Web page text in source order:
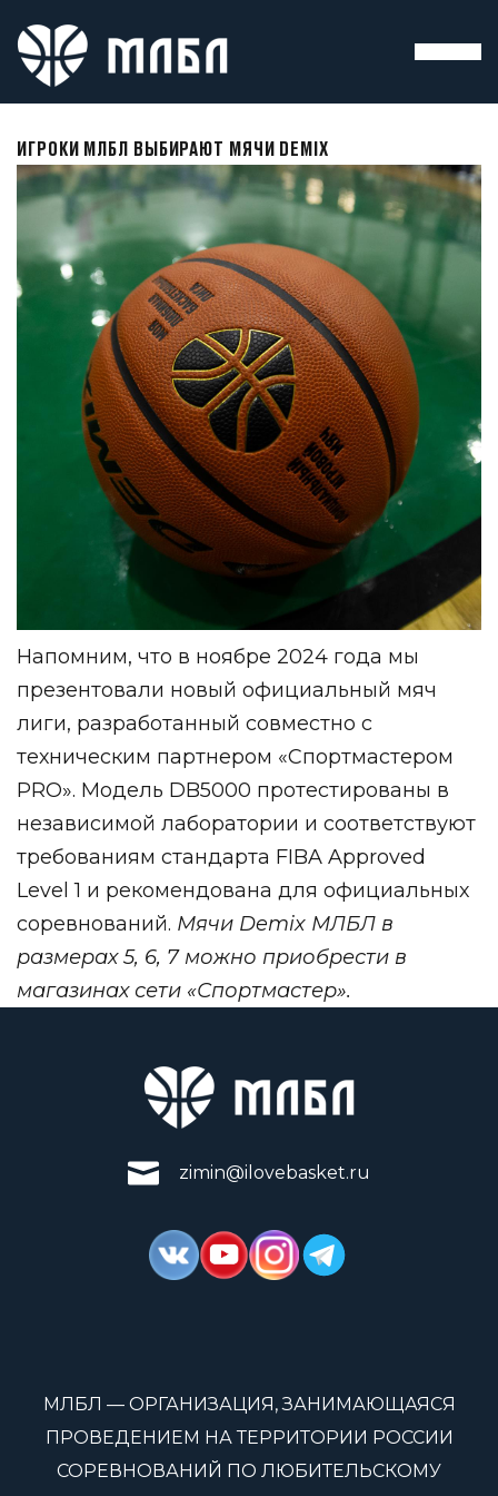
ИГРОКИ МЛБЛ ВЫБИРАЮТ МЯЧИ DEMIX
Напомним, что в ноябре 2024 года мы
презентовали новый официальный мяч
лиги, разработанный совместно с
техническим партнером «Спортмастером
PRO». Модель DB5000 протестированы в
независимой лаборатории и соответствуют
требованиям стандарта FIBA Approved
Level 1 и рекомендована для официальных
соревнований. Мячи Demix МЛБЛ в
размерах 5, 6, 7 можно приобрести в
магазинах сети «Спортмастер».
zimin@ilovebasket.ru
МЛБЛ — ОРГАНИЗАЦИЯ, ЗАНИМАЮЩАЯСЯ
ПРОВЕДЕНИЕМ НА ТЕРРИТОРИИ РОССИИ
СОРЕВНОВАНИЙ ПО ЛЮБИТЕЛЬСКОМУ